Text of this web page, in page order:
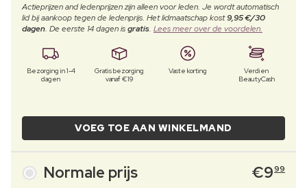
Actieprijzen and ledenprijzen zijn alleen voor leden. Je wordt automatisch
lid bij aankoop tegen de ledenprijs. Het lidmaatschap kost9,95 €/30
dagen. De eerste 14 dagen isgratis. Lees meer over de voordelen.
Bezorging in 1-4
dagen
Gratis bezorging
vanaf €19
Vaste korting
Verdien
BeautyCash
VOEG TOE AAN WINKELMAND
Normale prijs €999